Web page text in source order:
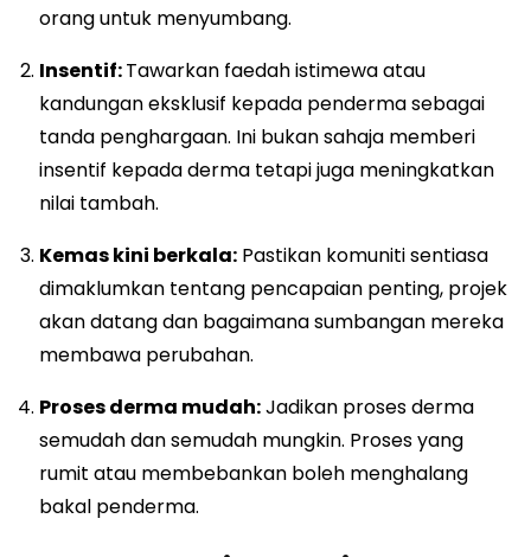
orang untuk menyumbang.
Insentif:Tawarkan faedah istimewa atau
kandungan eksklusif kepada penderma sebagai
tanda penghargaan. Ini bukan sahaja memberi
insentif kepada derma tetapi juga meningkatkan
nilai tambah.
Kemas kini berkala: Pastikan komuniti sentiasa
dimaklumkan tentang pencapaian penting, projek
akan datang dan bagaimana sumbangan mereka
membawa perubahan.
Proses derma mudah:Jadikan proses derma
semudah dan semudah mungkin. Proses yang
rumit atau membebankan boleh menghalang
bakal penderma.